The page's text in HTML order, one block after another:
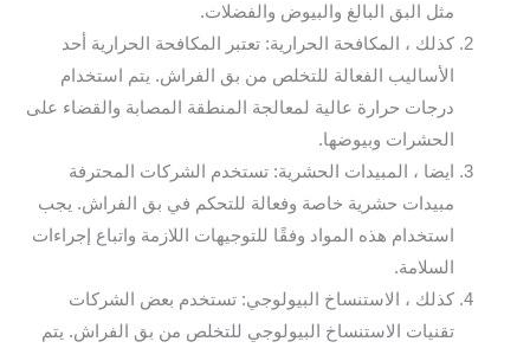
مثل البق البالغ والبيوض والفضلات.
كذلك ، المكافحة الحرارية: تعتبر المكافحة الحرارية أحد
الأساليب الفعالة للتخلص من بق الفراش. يتم استخدام
درجات حرارة عالية لمعالجة المنطقة المصابة والقضاء على
الحشرات وبيوضها.
ايضا ، المبيدات الحشرية: تستخدم الشركات المحترفة
مبيدات حشرية خاصة وفعالة للتحكم في بق الفراش. يجب
استخدام هذه المواد وفقًا للتوجيهات اللازمة واتباع إجراءات
السلامة.
كذلك ، الاستنساخ البيولوجي: تستخدم بعض الشركات
تقنيات الاستنساخ البيولوجي للتخلص من بق الفراش. يتم